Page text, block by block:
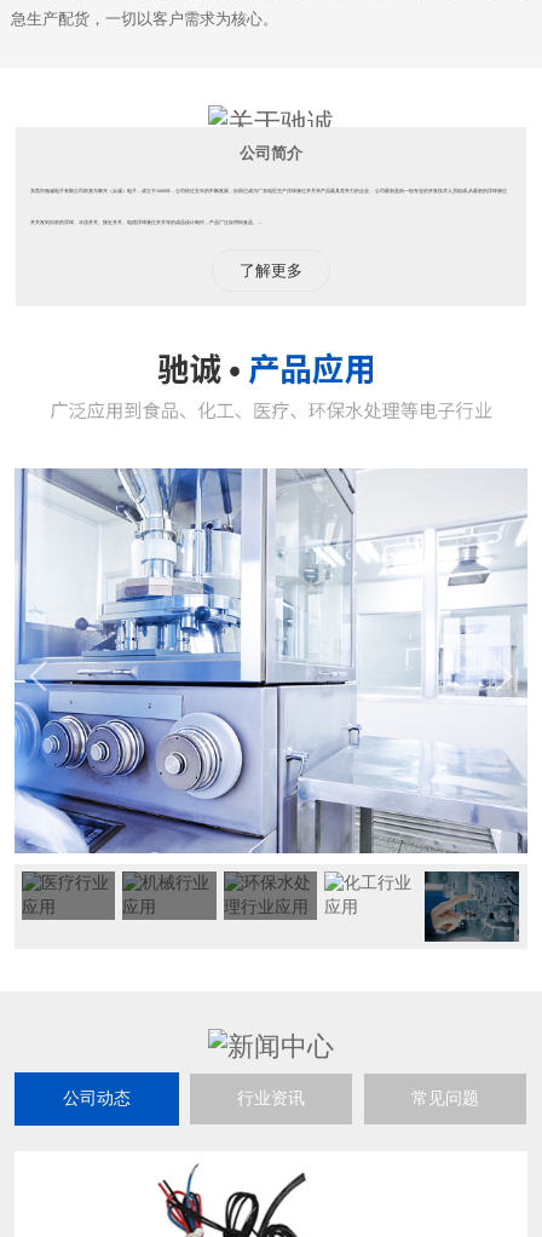
急生产配货，一切以客户需求为核心。
公司简介
东莞市驰诚电子有限公司前身为事兴（众诚）电子，成立于2008年，公司经过五年的不断发展，目前已成为广东地区生产浮球液位开关等产品最具竞争力的企业。 公司最初是由一组专业的开发技术人员组成,从最初的浮球液位
开关发到目前的浮球、水流开关、接近开关、电缆浮球液位开关等的成品设计制作，产品广泛应用到食品、...
了解更多
公司动态 行业资讯 常见问题